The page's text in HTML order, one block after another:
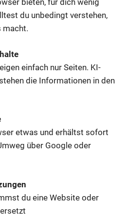
bieten, für dich wenig
du unbedingt verstehen,
macht.
einfach nur Seiten. KI-
die Informationen in den
etwas und erhältst sofort
über Google oder
du eine Website oder